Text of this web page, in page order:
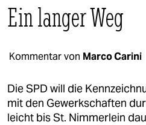
politik
öko
gesellschaft
kultur
Ein langer Weg
Kommentar von Marco Carini
Die SPD will die
mit den Gewerkschaften
leicht bis St. Nimmerlein